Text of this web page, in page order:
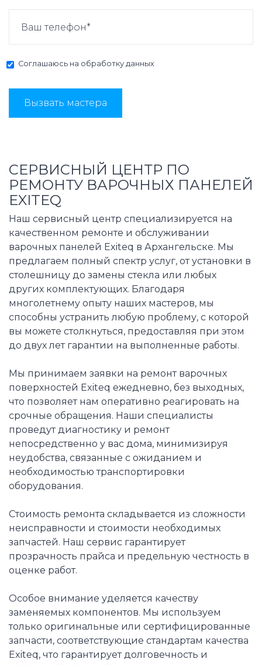
Соглашаюсь на обработку данных
Вызвать мастера
СЕРВИСНЫЙ ЦЕНТР ПО
РЕМОНТУ ВАРОЧНЫХ ПАНЕЛЕЙ
EXITEQ
Наш сервисный центр специализируется на
качественном ремонте и обслуживании
варочных панелей Exiteq в Архангельске. Мы
предлагаем полный спектр услуг, от установки в
столешницу до замены стекла или любых
других комплектующих. Благодаря
многолетнему опыту наших мастеров, мы
способны устранить любую проблему, с которой
вы можете столкнуться, предоставляя при этом
до двух лет гарантии на выполненные работы.
Мы принимаем заявки на ремонт варочных
поверхностей Exiteq ежедневно, без выходных,
что позволяет нам оперативно реагировать на
срочные обращения. Наши специалисты
проведут диагностику и ремонт
непосредственно у вас дома, минимизируя
неудобства, связанные с ожиданием и
необходимостью транспортировки
оборудования.
Стоимость ремонта складывается из сложности
неисправности и стоимости необходимых
запчастей. Наш сервис гарантирует
прозрачность прайса и предельную честность в
оценке работ.
Особое внимание уделяется качеству
заменяемых компонентов. Мы используем
только оригинальные или сертифицированные
запчасти, соответствующие стандартам качества
Exiteq, что гарантирует долговечность и